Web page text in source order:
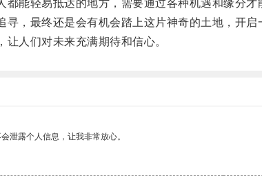
能轻易抵达的地方，需要通过各种机遇和缘分才
，最终还是会有机会踏上这片神奇的土地，开启
人们对未来充满期待和信心。
泄露个人信息，让我非常放心。